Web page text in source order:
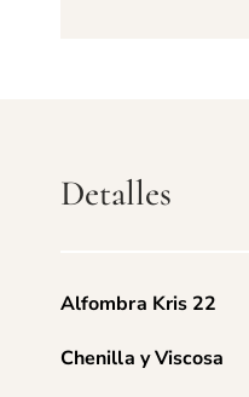
Detalles
Alfombra Kris 22
Chenilla y Viscosa